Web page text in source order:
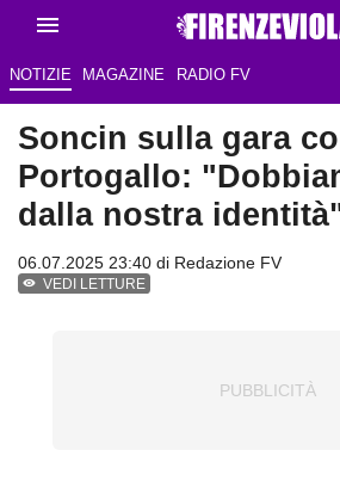
NOTIZIE MAGAZINE RADIO FV
Soncin sulla gara
Portogallo:
dalla nostra
06.07.2025 23:40 di Redazione FV
VEDI LETTURE